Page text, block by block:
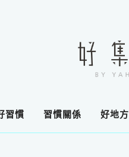
習慣 習慣關係 好地方